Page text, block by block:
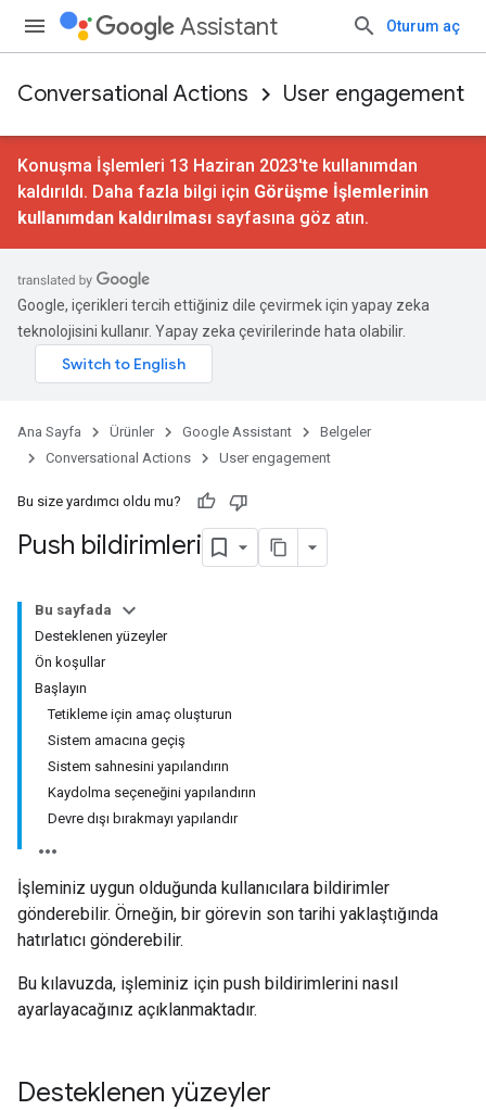
Assistant Oturum aç
Conversational Actions User engagement
Konuşma İşlemleri 13 Haziran 2023'te kullanımdan
kaldırıldı. Daha fazla bilgi için Görüşme İşlemlerinin
kullanımdan kaldırılması sayfasına göz atın.
Google, içerikleri tercih ettiğiniz dile çevirmek için yapay zeka
teknolojisini kullanır. Yapay zeka çevirilerinde hata olabilir.
Ana Sayfa Ürünler Google Assistant
Belgeler
Conversational Actions
User engagement
Bu size yardımcı oldu mu?
Push bildirimleri
Bu sayfada
Desteklenen yüzeyler
Ön koşullar
Başlayın
Tetikleme için amaç oluşturun
Sistem amacına geçiş
Sistem sahnesini yapılandırın
Kaydolma seçeneğini yapılandırın
Devre dışı bırakmayı yapılandır
İşleminiz uygun olduğunda kullanıcılara bildirimler
gönderebilir. Örneğin, bir görevin son tarihi yaklaştığında
hatırlatıcı gönderebilir.
Bu kılavuzda, işleminiz için push bildirimlerini nasıl
ayarlayacağınız açıklanmaktadır.
Desteklenen yüzeyler